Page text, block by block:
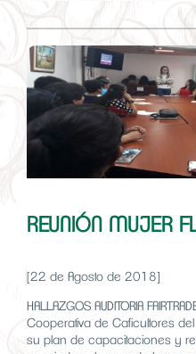
REUNIÓN MUJER
[22 de Agosto de 2018]
HALLAZGOS AUDITORIA
Cooperativa de Caficultores
su plan de capacitaciones y